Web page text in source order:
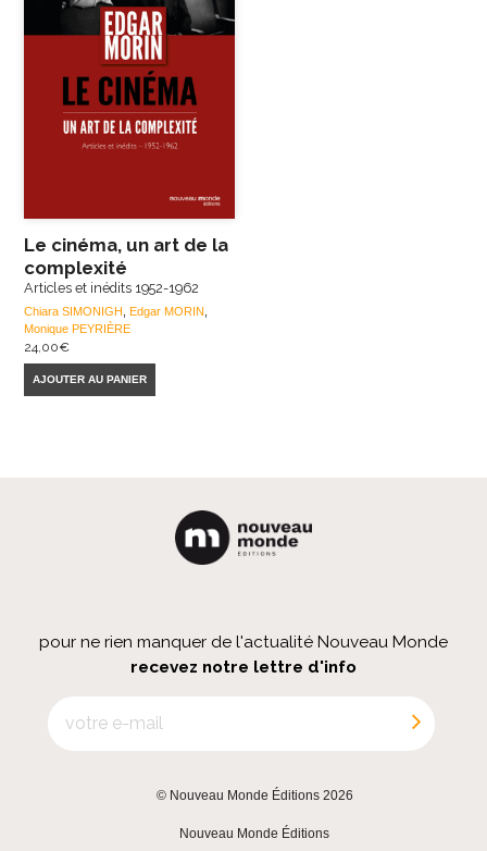
Le cinéma, un art de la
complexité
Articles et inédits 1952-1962
Chiara SIMONIGH ,Edgar MORIN
Monique PEYRIÈRE
24,00€
AJOUTER AU PANIER
pour ne rien manquer de l'actualité Nouveau Monde
recevez notre lettre d'info
© Nouveau Monde Éditions 2026
Nouveau Monde Éditions